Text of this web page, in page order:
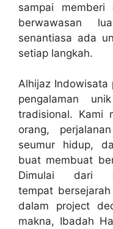
sampai
berwawasan
senantiasa ada
setiap langkah.
Alhijaz Indowisata
pengalaman
tradisional. Kami
orang,
seumur hidup,
buat membuat
Dimulai dari
tempat
dalam project
makna, Ibadah